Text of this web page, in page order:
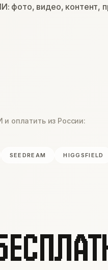
фото, видео, контент,
и оплатить из России:
SEEDREAM HIGGSFIELD